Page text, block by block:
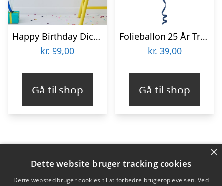
Happy Birthday Dickhead Festpakke
kr. 99,00
Gå til shop
Folieballon 25 År True Blue
kr. 39,00
Gå til shop
Varekategorier
Produkter
×
Dette website bruger tracking cookies
Dette websted bruger cookies til at forbedre brugeroplevelsen. Ved